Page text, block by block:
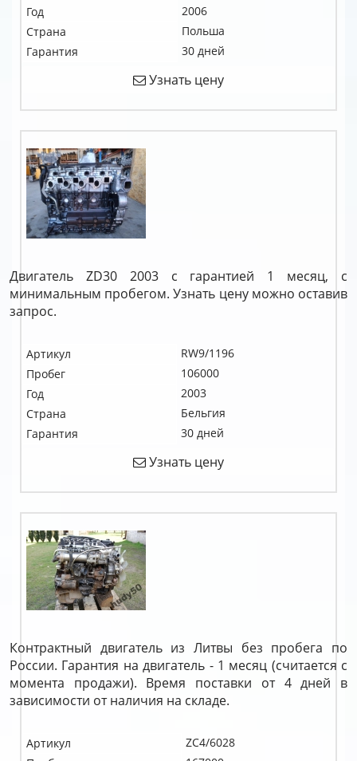
Год
2006
Страна
Польша
Гарантия
30 дней
Узнать цену
Двигатель ZD30 2003 с гарантией 1 месяц, с
минимальным пробегом. Узнать цену можно оставив
запрос.
Артикул
RW9/1196
Пробег
106000
Год
2003
Страна
Бельгия
Гарантия
30 дней
Узнать цену
Контрактный двигатель из Литвы без пробега по
России. Гарантия на двигатель - 1 месяц (считается с
момента продажи). Время поставки от 4 дней в
зависимости от наличия на складе.
Артикул
ZC4/6028